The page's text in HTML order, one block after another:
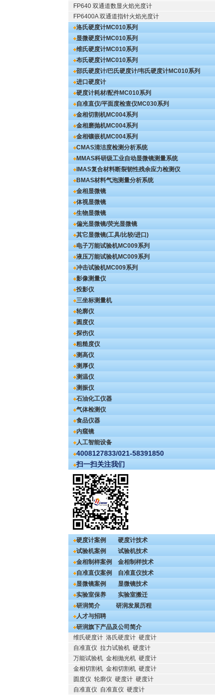
FP640 双通道数显火焰光度计
FP6400A 双通道指针火焰光度计
洛氏硬度计MC010系列
显微硬度计MC010系列
维氏硬度计MC010系列
布氏硬度计MC010系列
邵氏硬度计/巴氏硬度计/韦氏硬度计MC010系列
进口硬度计
硬度计耗材/配件MC010系列
自准直仪/平面度检查仪MC030系列
金相切割机MC004系列
金相磨抛机MC004系列
金相镶嵌机MC004系列
CMAS清洁度检测分析系统
MMAS科研级工业自动显微镜测量系统
IMAS复合材料断裂韧性残余应力检测仪
BMAS材料气泡测量分析系统
金相显微镜
体视显微镜
生物显微镜
偏光显微镜/荧光显微镜
其它显微镜(工具/比较/进口)
电子万能试验机MC009系列
液压万能试验机MC009系列
冲击试验机MC009系列
影像测量仪
投影仪
三坐标测量机
轮廓仪
圆度仪
探伤仪
粗糙度仪
测高仪
测厚仪
测温仪
测振仪
石油化工仪器
气体检测仪
食品仪器
内窥镜
人工智能设备
4008127833/021-58391850
扫一扫关注我们
硬度计案例
硬度计技术
试验机案例
试验机技术
金相制样案例
金相制样技术
自准直仪案例
自准直仪技术
显微镜案例
显微镜技术
实验室保养
实验室搬迁
研润简介
研润发展历程
人才与招聘
研润旗下产品及公司简介
维氏硬度计 洛氏硬度计 硬度计
自准直仪 拉力试验机 硬度计
万能试验机 金相抛光机 硬度计
金相切割机 金相切割机 硬度计
圆度仪 轮廓仪 硬度计 硬度计
自准直仪 自准直仪 硬度计